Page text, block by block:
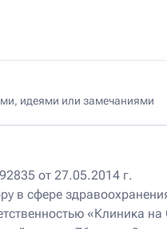
м
3
Ист
идеями или замечаниями
от 27.05.2014 г.
в сфере
«Клиника на